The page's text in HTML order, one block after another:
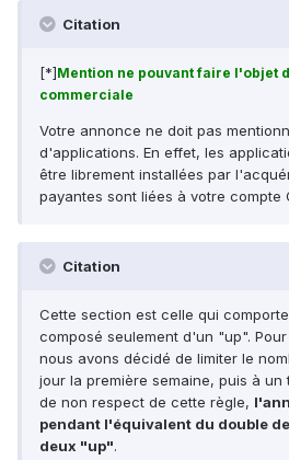
Citation
[*]Mention ne pouvant faire l'objet
commerciale
Votre annonce ne doit pas
d'applications. En effet, les
être librement installées par
payantes sont liées à votre compte
Citation
Cette section est celle qui
composé seulement d'un "up".
nous avons décidé de limiter le
jour la première semaine, puis à un
de non respect de cette règle,
pendant l'équivalent du double
deux "up".